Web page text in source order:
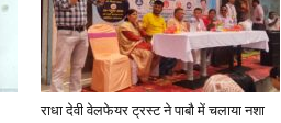
राधा देवी वेलफेयर ट्रस्ट ने पाबौ में चलाया नशा